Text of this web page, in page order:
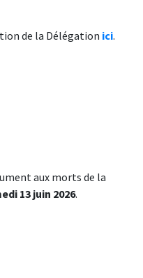
de la Délégation ici.
aux morts de la
13 juin 2026.